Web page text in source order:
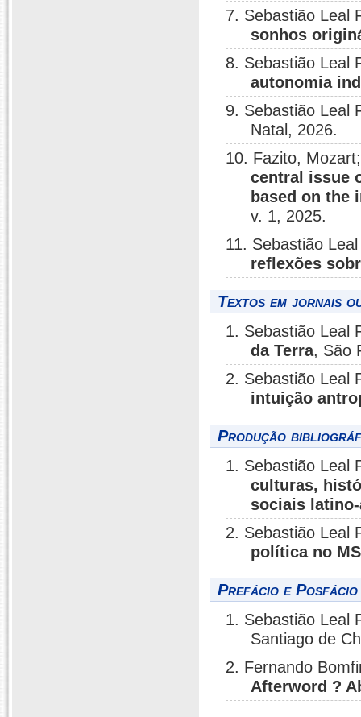
7. Sebastião Leal
sonhos
8. Sebastião Leal
autonomia
9. Sebastião Leal
Natal, 2026.
10. Fazito,
central issue
based on the
v. 1, 2025.
11. Sebastião
reflexões
Textos em jornais
1. Sebastião Leal
da Terra, São
2. Sebastião Leal
intuição
Produção
1. Sebastião Leal
culturas,
sociais
2. Sebastião Leal
política no
Prefácio e
1. Sebastião Leal
Santiago de
2. Fernando
Afterword ?